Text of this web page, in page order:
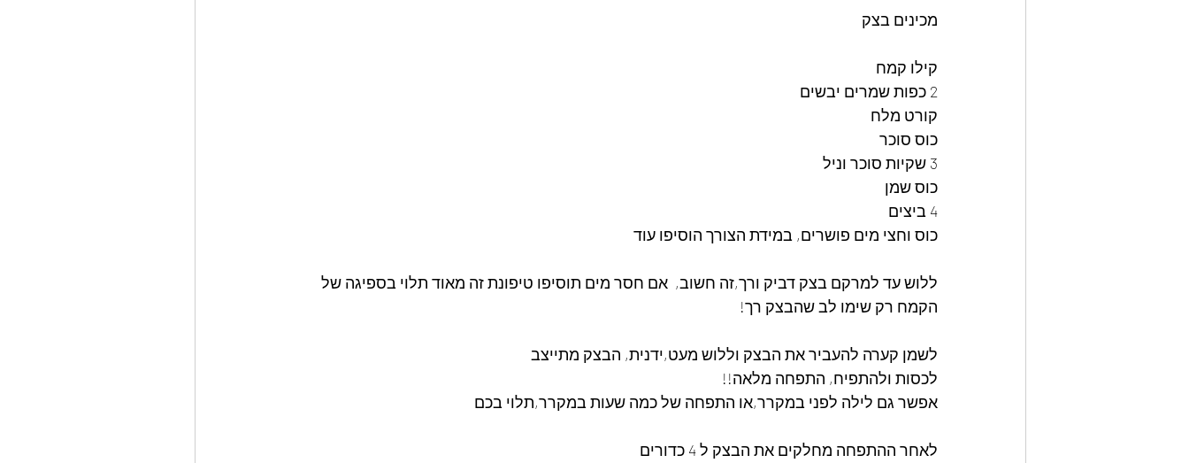
מכינים בצק
קילו קמח
2 כפות שמרים יבשים
קורט מלח
כוס סוכר
3 שקיות סוכר וניל
כוס שמן
4 ביצים
כוס וחצי מים פושרים, במידת הצורך הוסיפו עוד
ללוש עד למרקם בצק דביק ורך,זה חשוב,  אם חסר מים תוסיפו טיפונת זה מאוד תלוי בספיגה של
הקמח רק שימו לב שהבצק רך!
לשמן קערה להעביר את הבצק וללוש מעט,ידנית, הבצק מתייצב
לכסות ולהתפיח, התפחה מלאה!!
אפשר גם לילה לפני במקרר,או התפחה של כמה שעות במקרר,תלוי בכם
לאחר ההתפחה מחלקים את הבצק ל 4 כדורים